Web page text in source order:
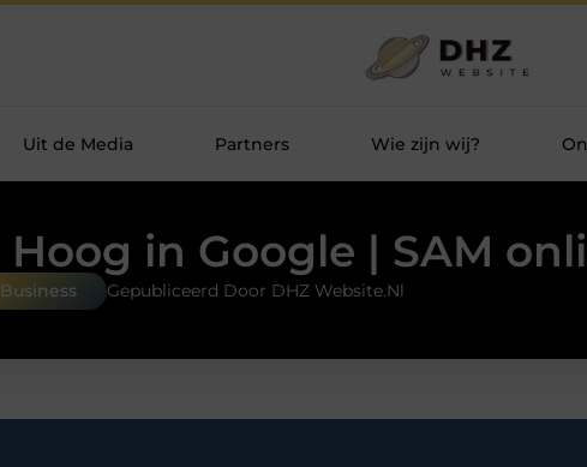
Uit de Media Partners Wie zijn wij?
Hoog in Google | SAM
Business Gepubliceerd Door DHZ Website.nl